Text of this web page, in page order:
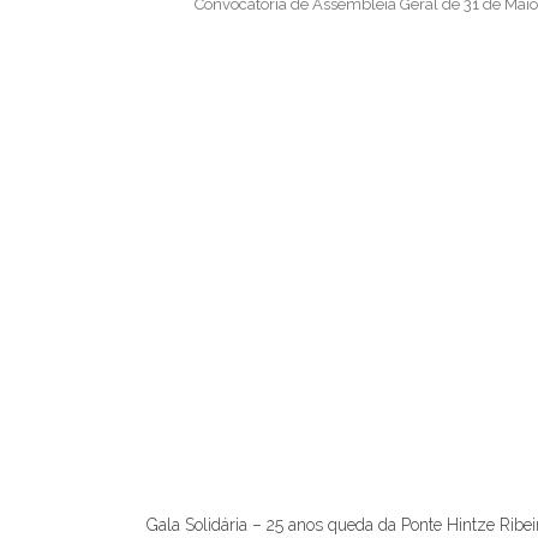
Convocatória de Assembleia Geral de 31 de
Gala Solidária – 25 anos queda da Ponte Hintze
A vida foi feita para amarmos e sermos